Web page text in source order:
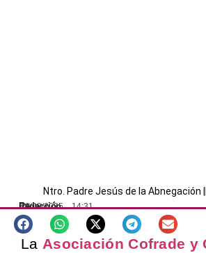
Ntro. Padre Jesús de la Abnegación ||
Redacción
SEVILLA
16/02/2025 14:31
La Asociación Cofrade y